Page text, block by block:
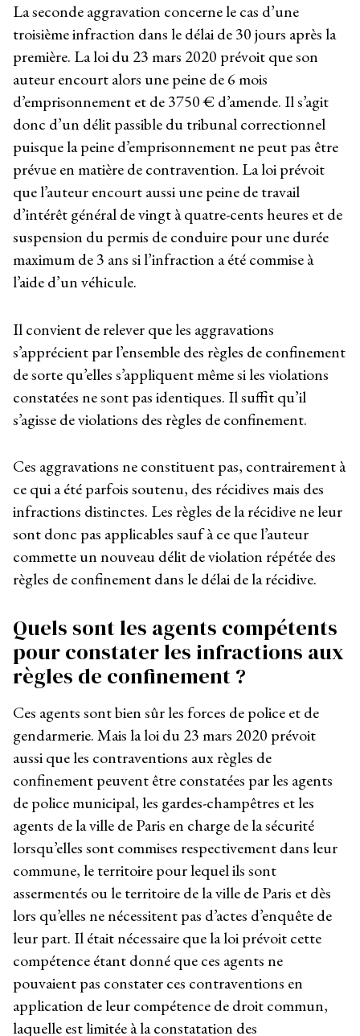
La seconde aggravation concerne le cas d’une
troisième infraction dans le délai de 30 jours après la
première. La loi du 23 mars 2020 prévoit que son
auteur encourt alors une peine de 6 mois
d’emprisonnement et de 3750 € d’amende. Il s’agit
donc d’un délit passible du tribunal correctionnel
puisque la peine d’emprisonnement ne peut pas être
prévue en matière de contravention. La loi prévoit
que l’auteur encourt aussi une peine de travail
d’intérêt général de vingt à quatre-cents heures et de
suspension du permis de conduire pour une durée
maximum de 3 ans si l’infraction a été commise à
l’aide d’un véhicule.
Il convient de relever que les aggravations
s’apprécient par l’ensemble des règles de confinement
de sorte qu’elles s’appliquent même si les violations
constatées ne sont pas identiques. Il suffit qu’il
s’agisse de violations des règles de confinement.
Ces aggravations ne constituent pas, contrairement à
ce qui a été parfois soutenu, des récidives mais des
infractions distinctes. Les règles de la récidive ne leur
sont donc pas applicables sauf à ce que l’auteur
commette un nouveau délit de violation répétée des
règles de confinement dans le délai de la récidive.
Quels sont les agents compétents
pour constater les infractions aux
règles de confinement ?
Ces agents sont bien sûr les forces de police et de
gendarmerie. Mais la loi du 23 mars 2020 prévoit
aussi que les contraventions aux règles de
confinement peuvent être constatées par les agents
de police municipal, les gardes-champêtres et les
agents de la ville de Paris en charge de la sécurité
lorsqu’elles sont commises respectivement dans leur
commune, le territoire pour lequel ils sont
assermentés ou le territoire de la ville de Paris et dès
lors qu’elles ne nécessitent pas d’actes d’enquête de
leur part. Il était nécessaire que la loi prévoit cette
compétence étant donné que ces agents ne
pouvaient pas constater ces contraventions en
application de leur compétence de droit commun,
laquelle est limitée à la constatation des